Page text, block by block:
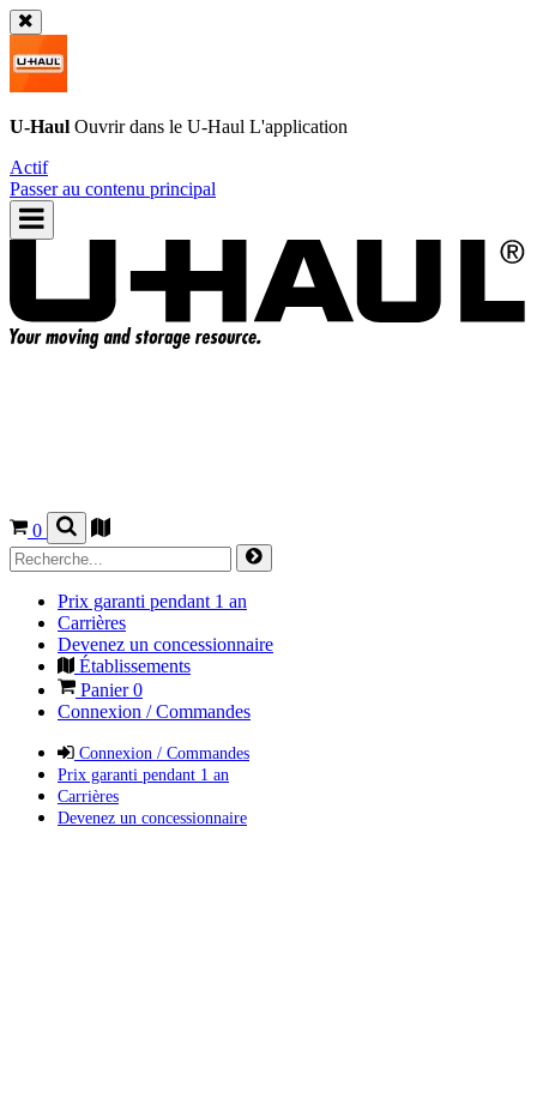
U-Haul Ouvrir dans le U-Haul L'application
Actif
Passer au contenu principal
0
Prix garanti pendant 1 an
Carrières
Devenez un concessionnaire
Établissements
Panier0
Connexion / Commandes
Connexion / Commandes
Prix garanti pendant 1 an
Carrières
Devenez un concessionnaire